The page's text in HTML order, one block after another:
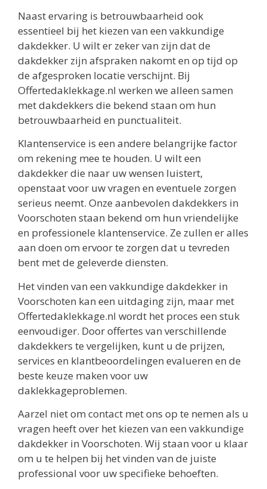
Naast ervaring is betrouwbaarheid ook
essentieel bij het kiezen van een vakkundige
dakdekker. U wilt er zeker van zijn dat de
dakdekker zijn afspraken nakomt en op tijd op
de afgesproken locatie verschijnt. Bij
Offertedaklekkage.nl werken we alleen samen
met dakdekkers die bekend staan om hun
betrouwbaarheid en punctualiteit.
Klantenservice is een andere belangrijke factor
om rekening mee te houden. U wilt een
dakdekker die naar uw wensen luistert,
openstaat voor uw vragen en eventuele zorgen
serieus neemt. Onze aanbevolen dakdekkers in
Voorschoten staan bekend om hun vriendelijke
en professionele klantenservice. Ze zullen er alles
aan doen om ervoor te zorgen dat u tevreden
bent met de geleverde diensten.
Het vinden van een vakkundige dakdekker in
Voorschoten kan een uitdaging zijn, maar met
Offertedaklekkage.nl wordt het proces een stuk
eenvoudiger. Door offertes van verschillende
dakdekkers te vergelijken, kunt u de prijzen,
services en klantbeoordelingen evalueren en de
beste keuze maken voor uw
daklekkageproblemen.
Aarzel niet om contact met ons op te nemen als u
vragen heeft over het kiezen van een vakkundige
dakdekker in Voorschoten. Wij staan voor u klaar
om u te helpen bij het vinden van de juiste
professional voor uw specifieke behoeften.